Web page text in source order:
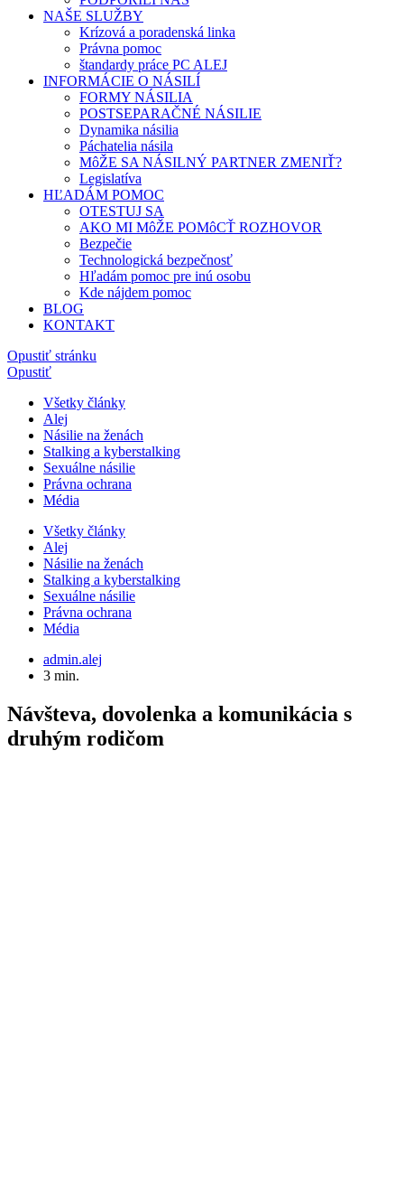
NAŠE SLUŽBY
Krízová a poradenská linka
Právna pomoc
štandardy práce PC ALEJ
INFORMÁCIE O NÁSILÍ
FORMY NÁSILIA
POSTSEPARAČNÉ NÁSILIE
Dynamika násilia
Páchatelia násila
MôŽE SA NÁSILNÝ PARTNER ZMENIŤ?
Legislatíva
HĽADÁM POMOC
OTESTUJ SA
AKO MI MôŽE POMôCŤ ROZHOVOR
Bezpečie
Technologická bezpečnosť
Hľadám pomoc pre inú osobu
Kde nájdem pomoc
BLOG
KONTAKT
Opustiť stránku
Opustiť
Všetky články
Alej
Násilie na ženách
Stalking a kyberstalking
Sexuálne násilie
Právna ochrana
Média
Všetky články
Alej
Násilie na ženách
Stalking a kyberstalking
Sexuálne násilie
Právna ochrana
Média
admin.alej
3 min.
Návšteva, dovolenka a komunikácia s
druhým rodičom